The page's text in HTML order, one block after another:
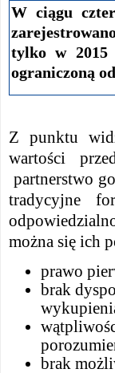
W ciągu
tylko w 2015
ograniczoną
Z punktu
wartości
partnerstwo
tradycyjne
można się ich
prawo
brak
brak